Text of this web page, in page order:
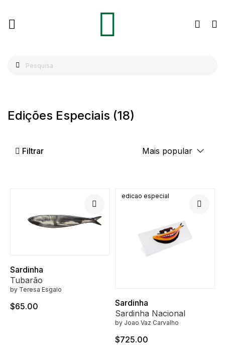
Edições Especiais (18)
Filtrar
Sardinha
Tubarão
by Teresa Esgaio
$65.00
edicao especial
Sardinha
Sardinha Nacional
by Joao Vaz Carvalho
$725.00